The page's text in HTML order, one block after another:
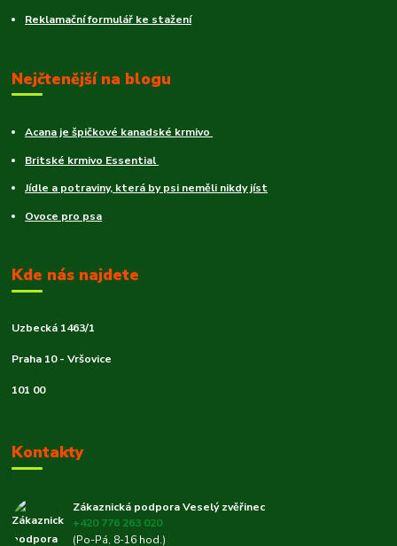
Reklamační formulář ke stažení
Nejčtenější na blogu
Acana je špičkové kanadské krmivo
Britské krmivo Essential
Jídle a potraviny, která by psi neměli nikdy jíst
Ovoce pro psa
Kde nás najdete
Uzbecká 1463/1
Praha 10 - Vršovice
101 00
Kontakty
Zákaznická podpora Veselý zvěřinec
+420 776 263 020
(Po-Pá, 8-16 hod.)